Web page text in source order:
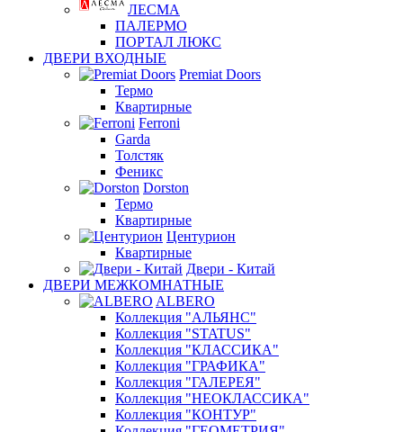
ЛЕСМА
ПАЛЕРМО
ПОРТАЛ ЛЮКС
ДВЕРИ ВХОДНЫЕ
Premiat Doors
Термо
Квартирные
Ferroni
Garda
Толстяк
Феникс
Dorston
Термо
Квартирные
Центурион
Квартирные
Двери - Китай
ДВЕРИ МЕЖКОМНАТНЫЕ
ALBERO
Коллекция "АЛЬЯНС"
Коллекция "STATUS"
Коллекция "КЛАССИКА"
Коллекция "ГРАФИКА"
Коллекция "ГАЛЕРЕЯ"
Коллекция "НЕОКЛАССИКА"
Коллекция "КОНТУР"